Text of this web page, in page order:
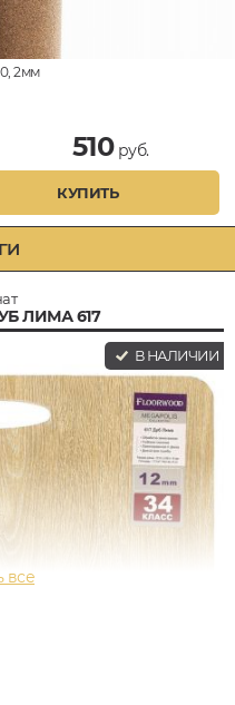
2мм
510руб.
КУПИТЬ
ЛИМА 617
В НАЛИЧИИ